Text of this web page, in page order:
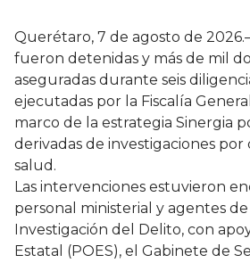
Querétaro, 7 de agosto de
fueron detenidas y más de mil
aseguradas durante seis
ejecutadas por la Fiscalía
marco de la estrategia Sinergia
derivadas de investigaciones
salud.
Las intervenciones estuvieron
personal ministerial y agentes
Investigación del Delito, con
Estatal (POES), el Gabinete de